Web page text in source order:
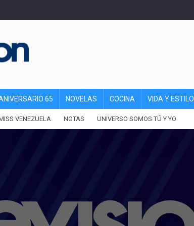
65 NOVELAS COCINA VIDA Y ESTILO
VENEZUELA NOTAS UNIVERSO SOMOS TÚ Y YO